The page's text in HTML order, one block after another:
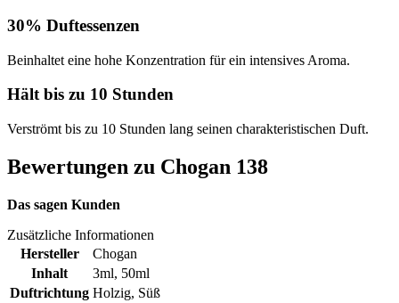
30% Duftessenzen
Beinhaltet eine hohe Konzentration für ein intensives Aroma.
Hält bis zu 10 Stunden
Verströmt bis zu 10 Stunden lang seinen charakteristischen Duft.
Bewertungen zu Chogan 138
Das sagen Kunden
Zusätzliche Informationen
Hersteller
Chogan
Inhalt
3ml, 50ml
Duftrichtung Holzig, Süß